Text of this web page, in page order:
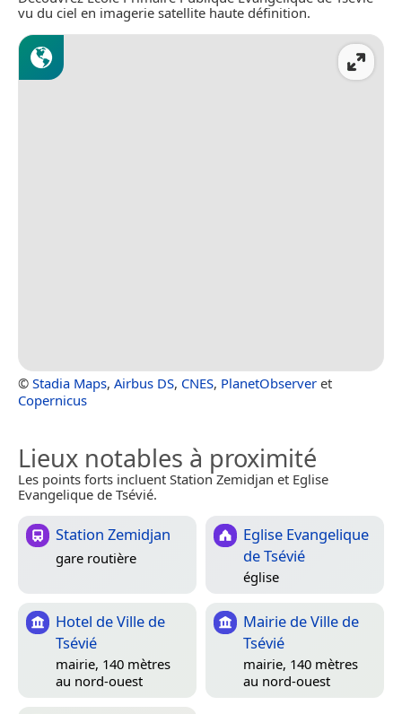
vu du ciel en imagerie satellite haute définition.
© Stadia Maps, Airbus DS, CNES, PlanetObserver et
Copernicus
Lieux notables à proximité
Les points forts incluent Station Zemidjan et Eglise
Evangelique de Tsévié.
Station Zemidjan
gare routière
Eglise Evangelique
de Tsévié
église
Hotel de Ville de
Tsévié
mairie, 140 mètres
au nord-ouest
Mairie de Ville de
Tsévié
mairie, 140 mètres
au nord-ouest